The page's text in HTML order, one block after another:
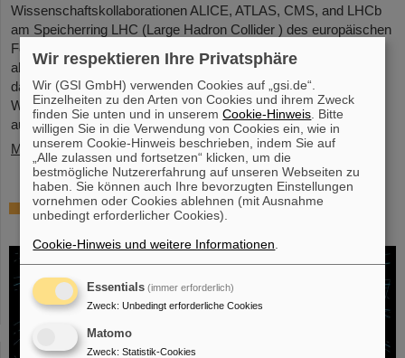
Wissenschaftskollaborationen ALICE, ATLAS, CMS, and LHCb
am Speicherring LHC (Large Hadron Collider ) des europäischen
Forschungszentrums CERN . Auch mehr als 40 frühere und
aktuelle ALICE-Forschende von GSI/FAIR sind maßgeblich
daran beteiligt und wurden nun gemeinsam mit ihren
Wissenschaftskolleg*innen mit dem angesehenen Preis
ausgezeichnet, der mit drei Millionen US-Dollar dotiert ist…
Mehr »
Physiker*innen testen Quantentheorie mit
Atomkernen aus einer Kernreaktion
Wir respektieren Ihre Privatsphäre
Wir (GSI GmbH) verwenden Cookies auf „gsi.de“.
Einzelheiten zu den Arten von Cookies und ihrem Zweck
finden Sie unten und in unseremCookie-Hinweis . Bitte
willigen Sie in die Verwendung von Cookies ein, wie in
unserem Cookie-Hinweis beschrieben, indem Sie auf
„Alle zulassen und fortsetzen“ klicken, um die
bestmögliche Nutzererfahrung auf unseren Webseiten zu
haben. Sie können auch Ihre bevorzugten Einstellungen
vornehmen oder Cookies ablehnen (mit Ausnahme
unbedingt erforderlicher Cookies).
Cookie-Hinweis und weitere Informationen
Essentials (immer erforderlich)
Zweck: Unbedingt erforderliche Cookies
Matomo
Zweck: Statistik-Cookies